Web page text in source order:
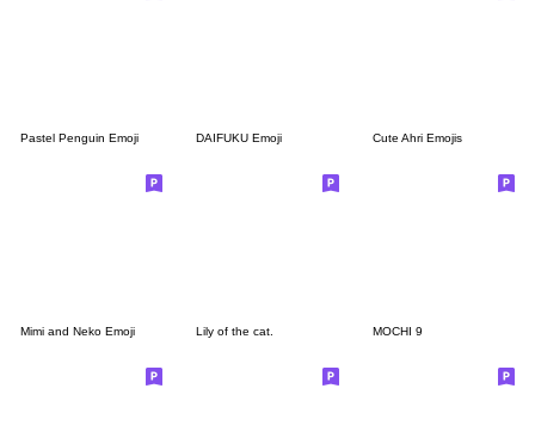
Pastel Penguin Emoji DAIFUKU Emoji Cute Ahri Emojis
Mimi and Neko Emoji Lily of the cat. MOCHI 9